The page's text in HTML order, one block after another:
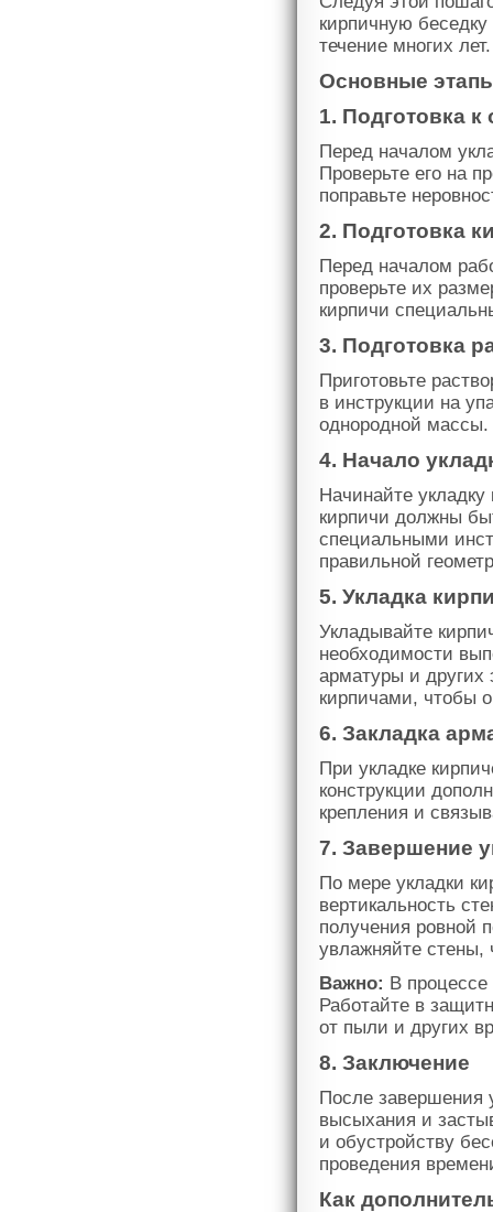
кирпичную
течение многих лет.
Основные
1. Подготовка
Перед началом
Проверьте его на
поправьте
2. Подготовка
Перед началом
проверьте их
кирпичи
3. Подготовка
Приготовьте
в инструкции на
однородной массы.
4. Начало
Начинайте
кирпичи должны
специальными
правильной
5. Укладка
Укладывайте
необходимости
арматуры и
кирпичами, чтобы
6. Закладка
При укладке
конструкции
крепления и
7. Завершение
По мере укладки
вертикальность
получения ровной
увлажняйте стены,
Важно: В процессе
Работайте в
от пыли и других
8. Заключение
После завершения
высыхания и
и обустройству
проведения
Как